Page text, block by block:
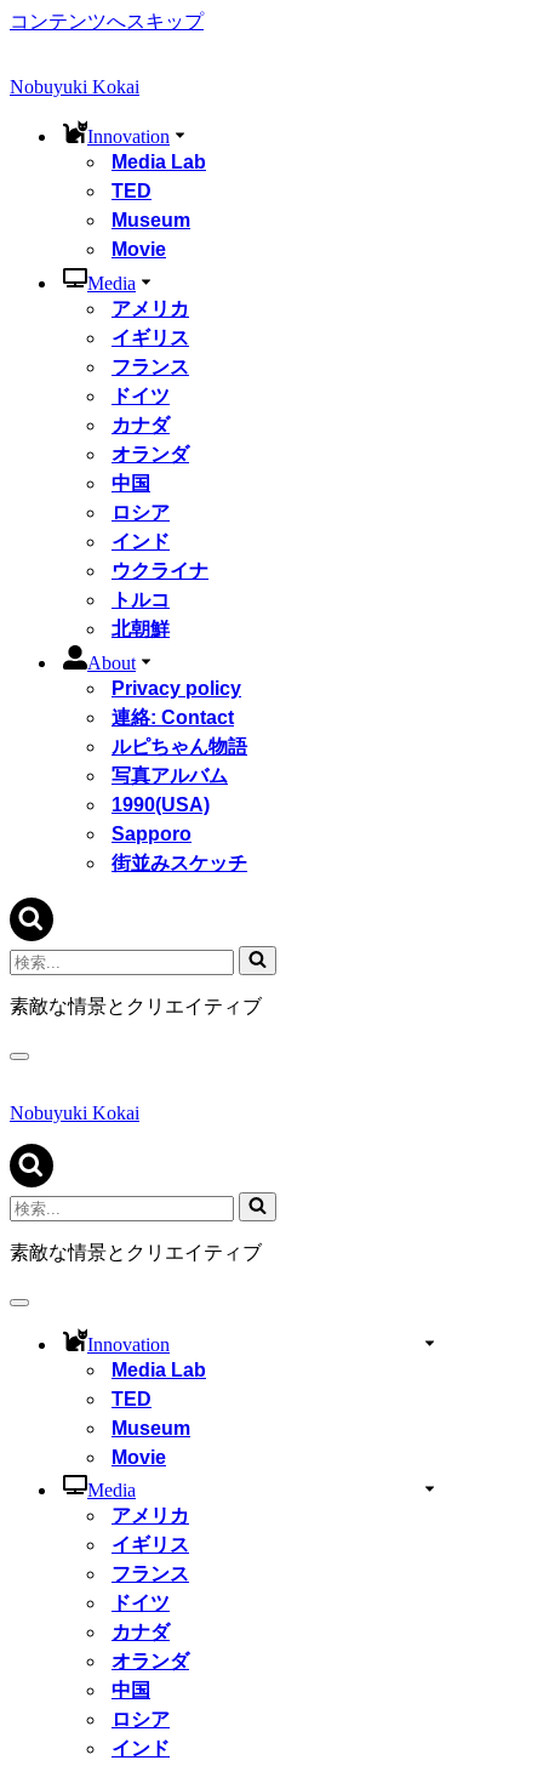
コンテンツへスキップ
Nobuyuki Kokai
Innovation
Media Lab
TED
Museum
Movie
Media
アメリカ
イギリス
フランス
ドイツ
カナダ
オランダ
中国
ロシア
インド
ウクライナ
トルコ
北朝鮮
About
Privacy policy
連絡: Contact
ルピちゃん物語
写真アルバム
1990(USA)
Sapporo
街並みスケッチ
検
索...
素敵な情景とクリエイティブ
ナ
ゲ
シ
ョ
ン
メ
ニ
ュ
Nobuyuki Kokai
検
索...
素敵な情景とクリエイティブ
ナ
Innovation
Media Lab
TED
Museum
Movie
Media
アメリカ
イギリス
フランス
ドイツ
カナダ
オランダ
中国
ロシア
インド